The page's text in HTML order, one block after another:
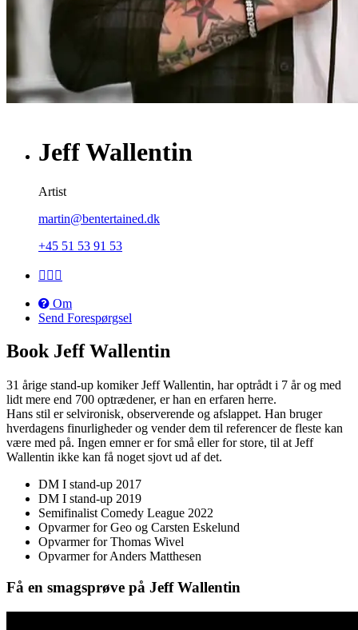
Jeff Wallentin
Artist
martin@bentertained.dk
+45 51 53 91 53
Om
Send Forespørgsel
Book Jeff Wallentin
31 årige stand-up komiker Jeff Wallentin, har optrådt i 7 år og med
lidt mere end 700 optrædener, er han en erfaren herre.
Hans stil er selvironisk, observerende og afslappet. Han bruger
hverdagens finurligheder og vender dem til referencer de fleste kan
være med på. Ingen emner er for små eller for store, til at Jeff
Wallentin ikke kan få noget sjovt ud af det.
DM I stand-up 2017
DM I stand-up 2019
Semifinalist Comedy League 2022
Opvarmer for Geo og Carsten Eskelund
Opvarmer for Thomas Wivel
Opvarmer for Anders Matthesen
Få en smagsprøve på Jeff Wallentin